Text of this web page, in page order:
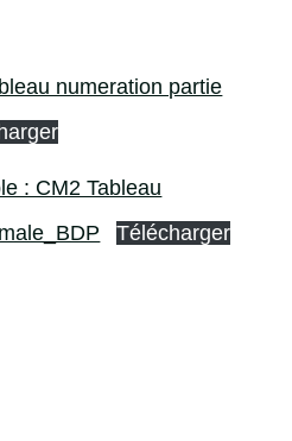
numeration partie
: CM2 Tableau
Télécharger